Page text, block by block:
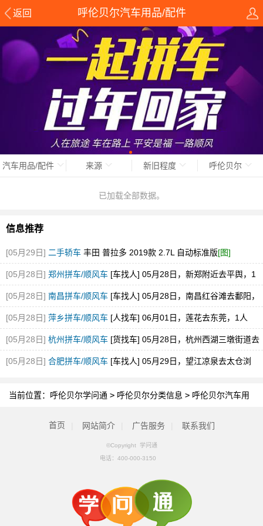
返回 呼伦贝尔汽车用品/配件
汽车用品/配件 来源 新旧程度 呼伦贝尔
已加载全部数据。
信息推荐
[05月29日] 二手轿车 丰田 普拉多 2019款 2.7L 自动标准版[图]
[05月28日] 郑州拼车/顺风车 [车找人] 05月28日，新郑附近去平舆，1
空位，途经新蔡
[05月28日] 南昌拼车/顺风车 [车找人] 05月28日，南昌红谷滩去鄱阳，
1空位
[05月28日] 萍乡拼车/顺风车 [人找车] 06月01日，莲花去东莞，1人
[05月28日] 杭州拼车/顺风车 [货找车] 05月28日，杭州西湖三墩街道去
砀山县经开区
[05月28日] 合肥拼车/顺风车 [车找人] 05月29日，望江凉泉去太仓浏
当前位置： 呼伦贝尔学问通 > 呼伦贝尔分类信息 > 呼伦贝尔汽车用
首页 网站简介 广告服务 联系我们
©Copyright 学问通
电话： 400-000-3150